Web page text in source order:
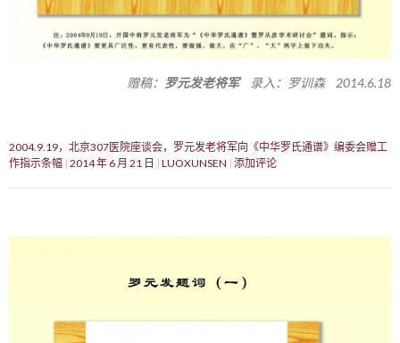
赠稿： 罗元发老将军录入：罗训森 2014.6.18
2004.9.19，北京307医院座谈会，罗元发老将军向《中华罗氏通谱》编委会赠工
作指示条幅 2014 年 6 月 21 日 LUOXUNSEN 添加评论